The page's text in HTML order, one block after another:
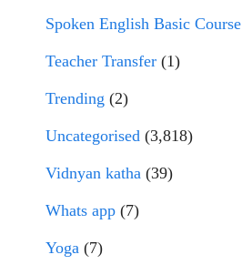
Spoken English Basic Course
Teacher Transfer (1)
Trending (2)
Uncategorised (3,818)
Vidnyan katha (39)
Whats app (7)
Yoga (7)